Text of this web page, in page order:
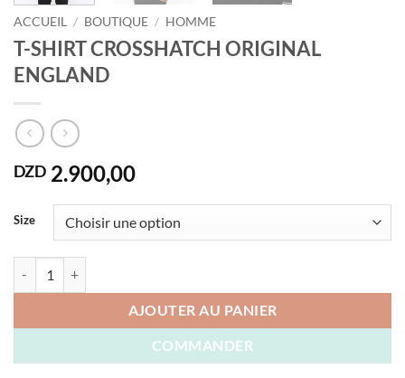
ACCUEIL / BOUTIQUE / HOMME
T-SHIRT CROSSHATCH ORIGINAL
ENGLAND
DZD 2.900,00
Size
AJOUTER AU PANIER
COMMANDER